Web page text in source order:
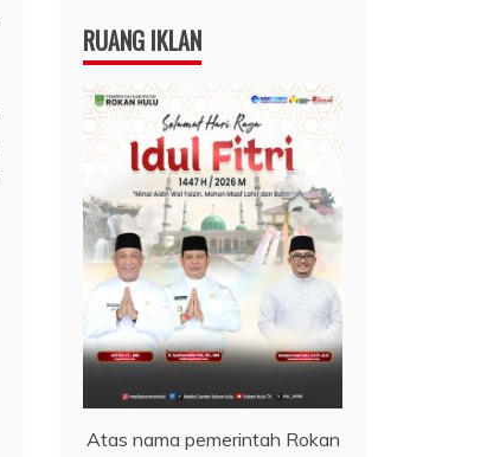
RUANG IKLAN
Atas nama pemerintah Rokan